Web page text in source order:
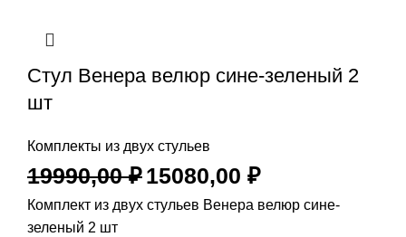
Стул Венера велюр сине-зеленый 2
шт
Комплекты из двух стульев
19990,00₽15080,00 ₽
Комплект из двух стульев Венера велюр сине-
зеленый 2 шт